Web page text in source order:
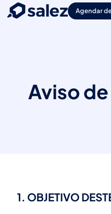
Agendar
Aviso
1. OBJETIVO